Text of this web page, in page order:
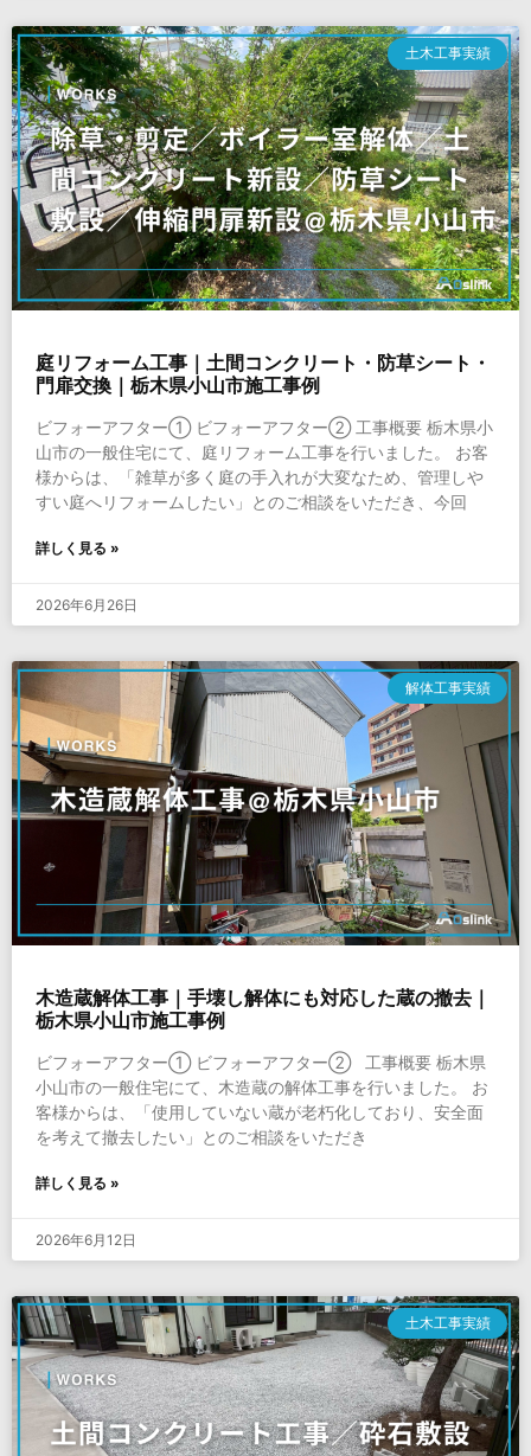
土木工事実績
庭リフォーム工事｜土間コンクリート・防草シート・
門扉交換｜栃木県小山市施工事例
ビフォーアフター① ビフォーアフター② 工事概要 栃木県小
山市の一般住宅にて、庭リフォーム工事を行いました。 お客
様からは、「雑草が多く庭の手入れが大変なため、管理しや
すい庭へリフォームしたい」とのご相談をいただき、今回
詳しく見る »
2026年6月26日
解体工事実績
木造蔵解体工事｜手壊し解体にも対応した蔵の撤去｜
栃木県小山市施工事例
ビフォーアフター① ビフォーアフター② 工事概要 栃木県
小山市の一般住宅にて、木造蔵の解体工事を行いました。 お
客様からは、「使用していない蔵が老朽化しており、安全面
を考えて撤去したい」とのご相談をいただき
詳しく見る »
2026年6月12日
土木工事実績